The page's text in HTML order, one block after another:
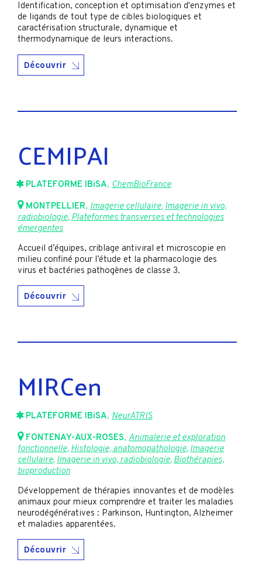
Identification, conception et optimisation d'enzymes et
de ligands de tout type de cibles biologiques et
caractérisation structurale, dynamique et
thermodynamique de leurs interactions.
Découvrir
CEMIPAI
PLATEFORME IBiSA, ChemBioFrance
MONTPELLIER, Imagerie cellulaire,Imagerie in vivo,
radiobiologie,Plateformes transverses et technologies
émergentes
Accueil d’équipes, criblage antiviral et microscopie en
milieu confiné pour l’étude et la pharmacologie des
virus et bactéries pathogènes de classe 3.
Découvrir
MIRCen
PLATEFORME IBiSA, NeurATRIS
FONTENAY-AUX-ROSES, Animalerie et exploration
fonctionnelle, Histologie, anatomopathologie, Imagerie
cellulaire, Imagerie in vivo, radiobiologie, Biothérapies,
bioproduction
Développement de thérapies innovantes et de modèles
animaux pour mieux comprendre et traiter les maladies
neurodégénératives : Parkinson, Huntington, Alzheimer
et maladies apparentées.
Découvrir